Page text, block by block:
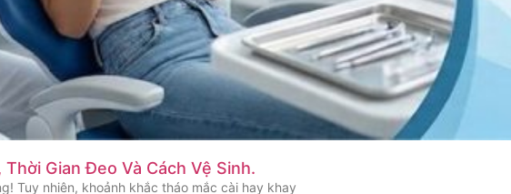
Gian Đeo Và Cách Vệ Sinh.
Tuy nhiên, khoảnh khắc tháo mắc cài hay khay